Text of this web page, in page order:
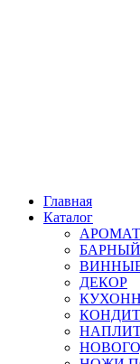
Главная
Каталог
ДЕКОР